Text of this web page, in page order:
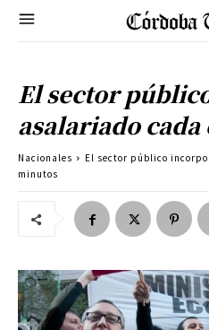
El sector
asalariado
Nacionales
El sector público
minutos